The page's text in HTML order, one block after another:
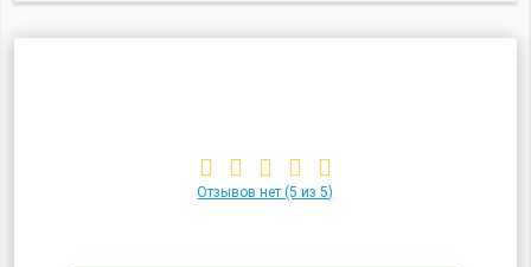
Отзывов нет (5 из 5)